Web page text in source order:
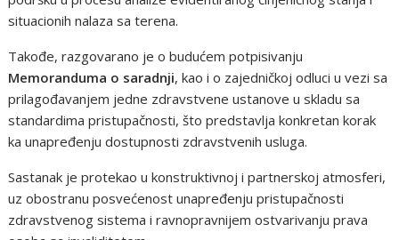
situacionih nalaza sa terena.
Takođe, razgovarano je o budućem potpisivanju
Memoranduma o saradnji, kao i o zajedničkoj odluci u vezi sa
prilagođavanjem jedne zdravstvene ustanove u skladu sa
standardima pristupačnosti, što predstavlja konkretan korak
ka unapređenju dostupnosti zdravstvenih usluga.
Sastanak je protekao u konstruktivnoj i partnerskoj atmosferi,
uz obostranu posvećenost unapređenju pristupačnosti
zdravstvenog sistema i ravnopravnijem ostvarivanju prava